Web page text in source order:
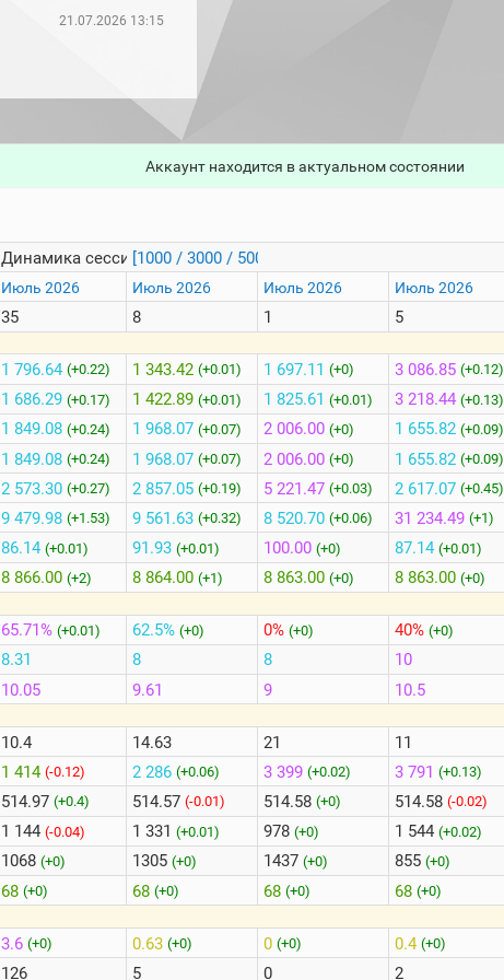
21.07.2026 13:15
Аккаунт находится в актуальном состоянии
Динамика сессий
Июль 2026
35
1 796.64 (+0.22)
1 686.29 (+0.17)
1 849.08 (+0.24)
1 849.08 (+0.24)
2 573.30 (+0.27)
9 479.98 (+1.53)
86.14 (+0.01)
8 866.00 (+2)
65.71% (+0.01)
8.31
10.05
10.4
1 414 (-0.12)
514.97 (+0.4)
1 144 (-0.04)
1068 (+0)
68 (+0)
3.6 (+0)
126
[1000 / 3000 / 5000]
Июль 2026
8
1 343.42 (+0.01)
1 422.89 (+0.01)
1 968.07 (+0.07)
1 968.07 (+0.07)
2 857.05 (+0.19)
9 561.63 (+0.32)
91.93 (+0.01)
8 864.00 (+1)
62.5% (+0)
8
9.61
14.63
2 286 (+0.06)
514.57 (-0.01)
1 331 (+0.01)
1305 (+0)
68 (+0)
0.63 (+0)
5
Июль 2026
1
1 697.11 (+0)
1 825.61 (+0.01)
2 006.00 (+0)
2 006.00 (+0)
5 221.47 (+0.03)
8 520.70 (+0.06)
100.00 (+0)
8 863.00 (+0)
0% (+0)
8
9
21
3 399 (+0.02)
514.58 (+0)
978 (+0)
1437 (+0)
68 (+0)
0 (+0)
0
Июль 2026
5
3 086.85 (+0.12)
3 218.44 (+0.13)
1 655.82 (+0.09)
1 655.82 (+0.09)
2 617.07 (+0.45)
31 234.49 (+1)
87.14 (+0.01)
8 863.00 (+0)
40% (+0)
10
10.5
11
3 791 (+0.13)
514.58 (-0.02)
1 544 (+0.02)
855 (+0)
68 (+0)
0.4 (+0)
2